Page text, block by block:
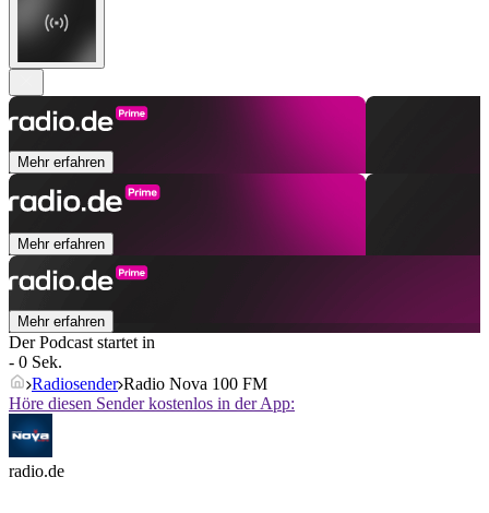
Mehr erfahren
Mehr erfahren
Mehr erfahren
Der Podcast startet in
- 0 Sek.
Radiosender Radio Nova 100 FM
Höre diesen Sender kostenlos in der App:
radio.de